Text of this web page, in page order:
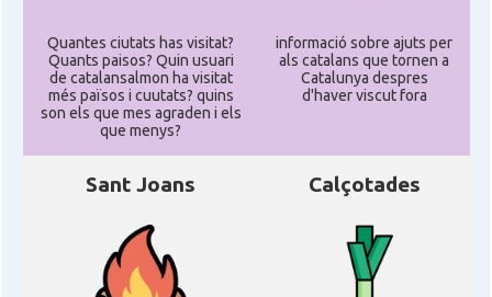
Quantes ciutats has visitat?
Quants paisos? Quin usuari
de catalansalmon ha visitat
més països i cuutats? quins
son els que mes agraden i els
que menys?
informació sobre ajuts per
als catalans que tornen a
Catalunya despres
d'haver viscut fora
Sant Joans Calçotades